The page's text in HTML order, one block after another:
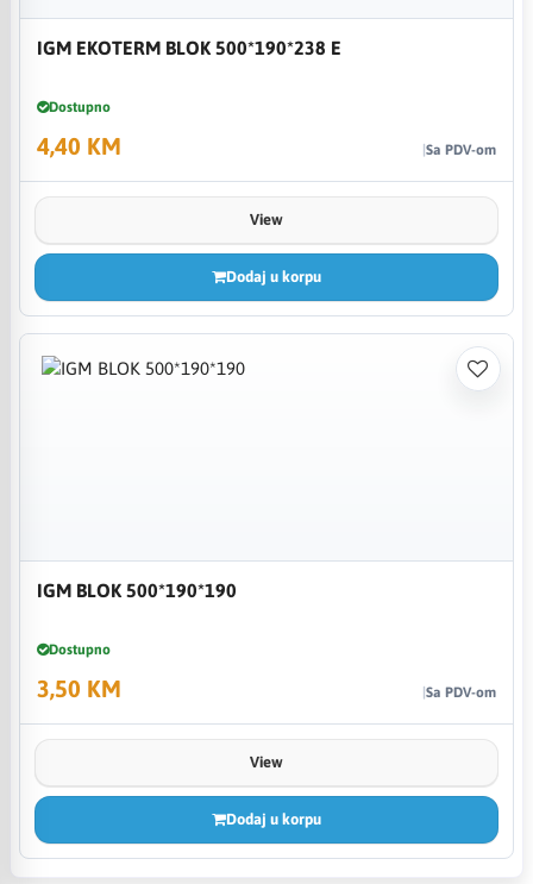
IGM EKOTERM BLOK 500*190*238 E
Dostupno
4,40 KM Sa PDV-om
View
Dodaj u korpu
IGM BLOK 500*190*190
Dostupno
3,50 KM Sa PDV-om
View
Dodaj u korpu